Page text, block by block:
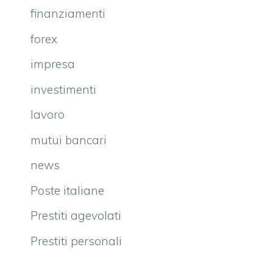
finanziamenti
forex
impresa
investimenti
lavoro
mutui bancari
news
Poste italiane
Prestiti agevolati
Prestiti personali